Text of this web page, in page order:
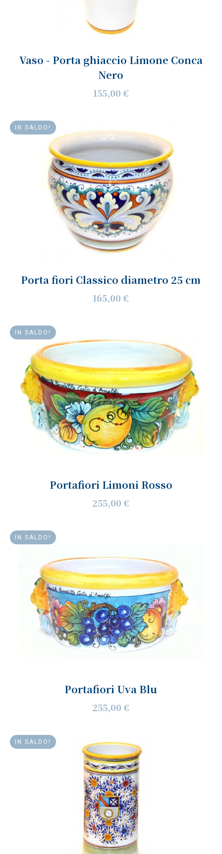
Vaso - Porta ghiaccio Limone Conca
Nero
155,00 €
IN SALDO!
Porta fiori Classico diametro 25 cm
165,00 €
IN SALDO!
Portafiori Limoni Rosso
255,00 €
IN SALDO!
Portafiori Uva Blu
255,00 €
IN SALDO!